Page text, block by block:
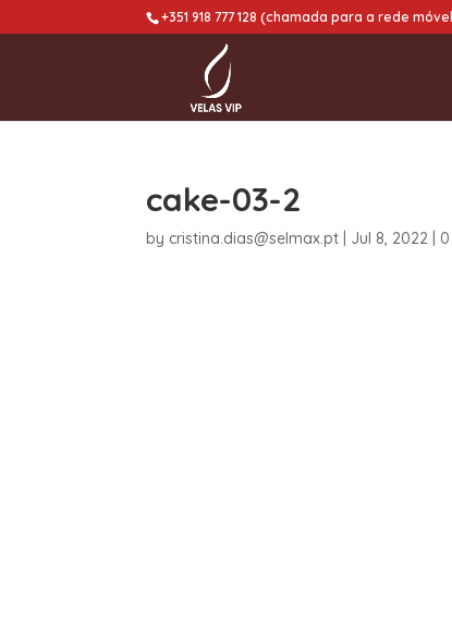
+351 918 777 128 (chamada para a rede
cake-03-2
by cristina.dias@selmax.pt Jul 8, 2022